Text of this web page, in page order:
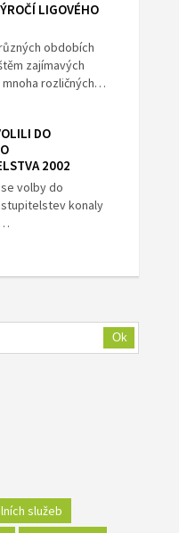
LIGOVÉHO
obdobích
zajímavých
rozličných…
DO
2002
volby do
konaly
Ok
služeb